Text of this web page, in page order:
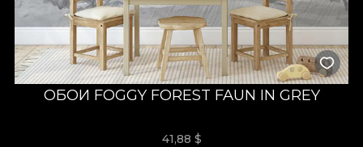
ОБОИ FOGGY FOREST FAUN IN GREY
41,88 $